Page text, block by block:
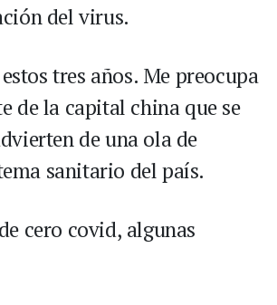
del virus.
tres años. Me preocupa
de la capital china que se
de una ola de
sanitario del país.
cero covid, algunas